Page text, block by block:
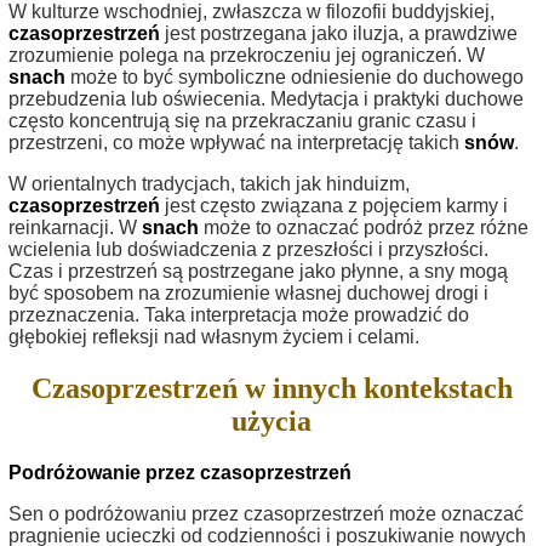
W kulturze wschodniej, zwłaszcza w filozofii buddyjskiej,
czasoprzestrzeń jest postrzegana jako iluzja, a prawdziwe
zrozumienie polega na przekroczeniu jej ograniczeń. W
snach może to być symboliczne odniesienie do duchowego
przebudzenia lub oświecenia. Medytacja i praktyki duchowe
często koncentrują się na przekraczaniu granic czasu i
przestrzeni, co może wpływać na interpretację takich snów.
W orientalnych tradycjach, takich jak hinduizm,
czasoprzestrzeń jest często związana z pojęciem karmy i
reinkarnacji. W snach może to oznaczać podróż przez różne
wcielenia lub doświadczenia z przeszłości i przyszłości.
Czas i przestrzeń są postrzegane jako płynne, a sny mogą
być sposobem na zrozumienie własnej duchowej drogi i
przeznaczenia. Taka interpretacja może prowadzić do
głębokiej refleksji nad własnym życiem i celami.
Czasoprzestrzeń w innych kontekstach
użycia
Podróżowanie przez czasoprzestrzeń
Sen o podróżowaniu przez czasoprzestrzeń może oznaczać
pragnienie ucieczki od codzienności i poszukiwanie nowych